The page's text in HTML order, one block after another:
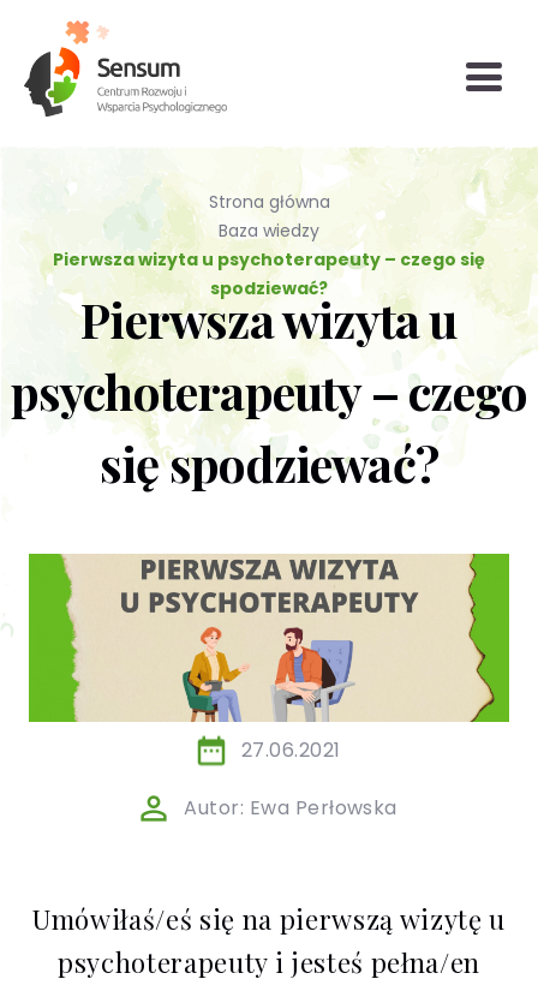
Diagnoza
psychologiczna
(testy
psychologiczne)
Konsultacja
biegłego
psychologa
Psychoterapia
indywidualna (PL
/ EN)
Wsparcie dla
Grupy
wsparcia i
TUSy dla osób
dorosłych
Poradnictwo
seksuologiczne
Psychoterapia
par i
małżeństwa
/ EN)
Konsultacje
bariatryczne
Psychoterapia
dzieci i
młodzieży
Psychoterapia
rodzinna
Społecznych
dla dzieci i
młodzieży
Strona główna
Baza wiedzy
Pierwsza wizyta u psychoterapeuty – czego się
spodziewać?
Pierwsza wizyta u
psychoterapeuty – czego
się spodziewać?
27.06.2021
Autor: Ewa Perłowska
Umówiłaś/eś się na pierwszą wizytę u
psychoterapeuty i jesteś pełna/en